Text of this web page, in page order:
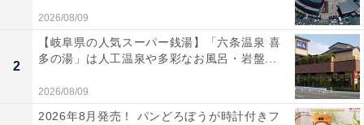
ソニーのワイヤレスヘッドホン「WH-ULT900N」には以
下のような口コミが寄せられています。
重低音の響きが本当に素晴らしくてまるでライブ会
場にいるような臨場感です
2026/08/09
2
【岐阜県の人気スーパー銭湯】「六条温泉 喜
多の湯」は人工温泉や多彩なお風呂・岩盤...
2026/08/09
2026年8月発売！ パンどろぼうが時計付きフ